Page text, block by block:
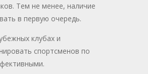
Тем не менее, наличие
в первую очередь.
клубах и
спортсменов по